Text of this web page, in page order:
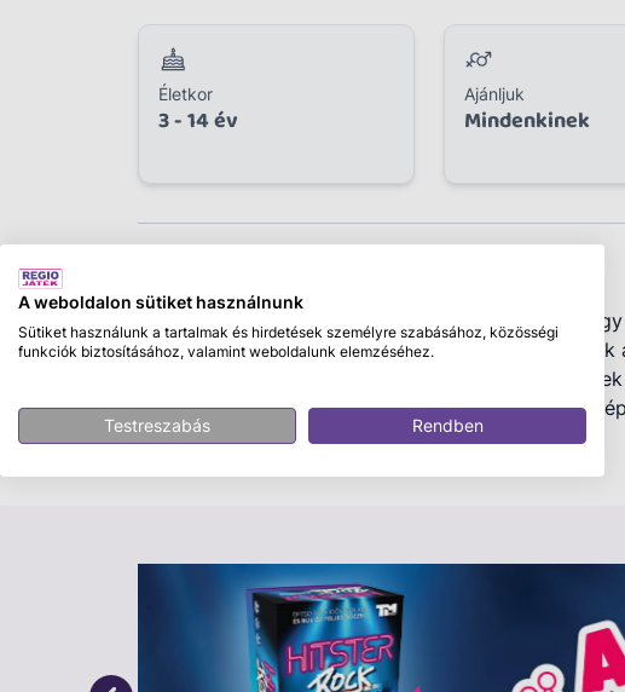
Életkor
3 - 14 év
Ajánljuk
Mindenkinek
Ez a termék többféle színben, mintával
lehetőség konkrét változat kiválasztására
, a
A
ezért a kiszállított termék megjelenése eltérhet a
tudatában add le rendelésedet.
Classy matrica 15x17cm
kiegészítői a gyerekek kézműves projektjeinek,
Termékjellemzők:
Méret: 15x17 cm, ideális méret a különböző
A weboldalon sütiket használnunk
Sütiket használunk a tartalmak és hirdetések személyre szabásához, közösségi
funkciók biztosításához, valamint weboldalunk elemzéséhez.
Testreszabás Rendben